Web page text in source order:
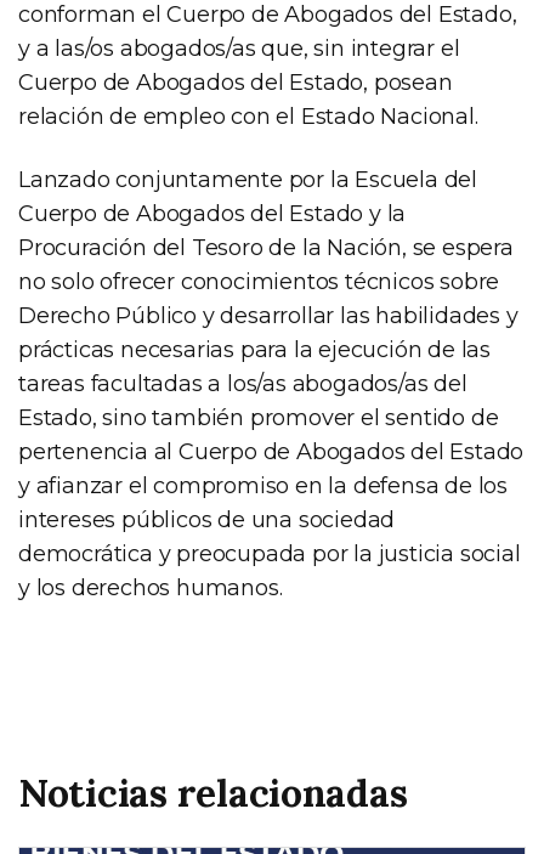
conforman el Cuerpo de Abogados del Estado,
y a las/os abogados/as que, sin integrar el
Cuerpo de Abogados del Estado, posean
relación de empleo con el Estado Nacional.
Lanzado conjuntamente por la Escuela del
Cuerpo de Abogados del Estado y la
Procuración del Tesoro de la Nación, se espera
no solo ofrecer conocimientos técnicos sobre
Derecho Público y desarrollar las habilidades y
prácticas necesarias para la ejecución de las
tareas facultadas a los/as abogados/as del
Estado, sino también promover el sentido de
pertenencia al Cuerpo de Abogados del Estado
y afianzar el compromiso en la defensa de los
intereses públicos de una sociedad
democrática y preocupada por la justicia social
y los derechos humanos.
Noticias relacionadas